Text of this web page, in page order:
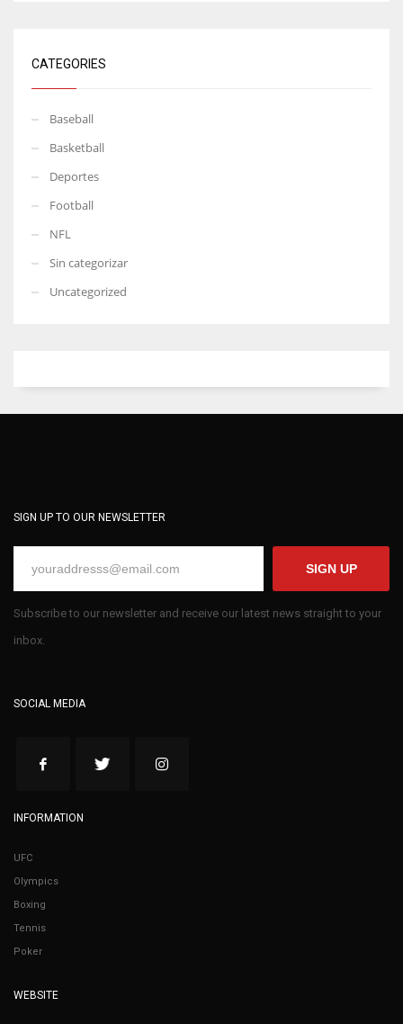
CATEGORIES
Baseball
Basketball
Deportes
Football
NFL
Sin categorizar
Uncategorized
SIGN UP TO OUR NEWSLETTER
SIGN UP
Subscribe to our newsletter and receive our latest news straight to your
inbox.
SOCIAL MEDIA
INFORMATION
UFC
Olympics
Boxing
Tennis
Poker
WEBSITE